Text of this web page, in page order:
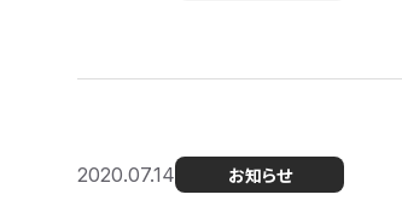
2020.07.14 お知らせ